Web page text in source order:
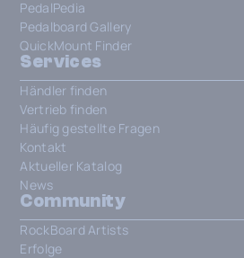
PedalPedia
Pedalboard Gallery
QuickMount Finder
Services
Händler finden
Vertrieb finden
Häufig gestellte Fragen
Kontakt
Aktueller Katalog
News
Community
RockBoard Artists
Erfolge